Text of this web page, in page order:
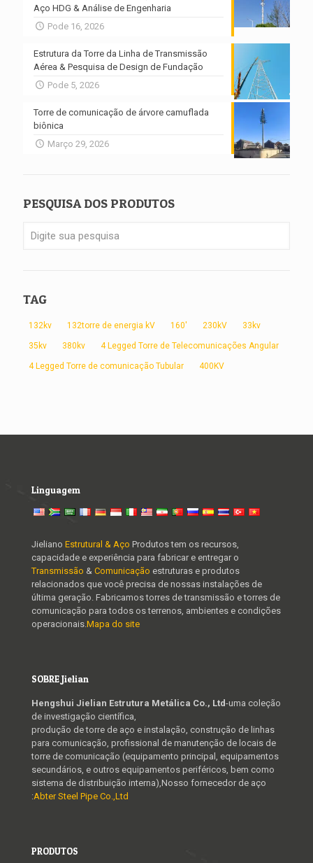
Aço HDG & Análise de Engenharia
Pode 16, 2026
Estrutura da Torre da Linha de Transmissão
Aérea & Pesquisa de Design de Fundação
Pode 5, 2026
Torre de comunicação de árvore camuflada
biônica
Março 29, 2026
PESQUISA DOS PRODUTOS
TAG
132kv 132torre de energia kV 160' 230kV 33kv
35kv 380kv 4 Legged Torre de Telecomunicações Angular
4 Legged Torre de comunicação Tubular 400KV
Linguagem
Jieliano Estrutural & Aço Produtos tem os recursos,
capacidade e experiência para fabricar e entregar o
Transmissão & Comunicação estruturas e produtos
relacionados que você precisa de nossas instalações de
última geração. Fabricamos torres de transmissão e torres de
comunicação para todos os terrenos, ambientes e condições
operacionais. Mapa do site
SOBRE Jielian
Hengshui Jielian Estrutura Metálica Co., Ltd-uma coleção
de investigação científica,
produção de torre de aço e instalação, construção de linhas
para comunicação, profissional de manutenção de locais de
torre de comunicação (equipamento principal, equipamentos
secundários, e outros equipamentos periféricos, bem como
sistema de distribuição interna),Nosso fornecedor de aço
:Abter Steel Pipe Co.,Ltd
PRODUTOS